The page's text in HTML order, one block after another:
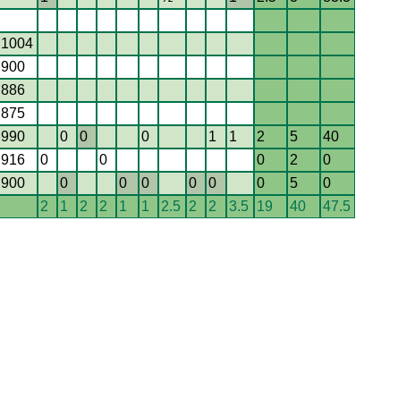
1004
900
886
875
990 0 0 0 1 1 2 5
40
916 0 0 0 2
0
900 0 0 0 0 0 0 5
0
2 1 2 2 1 1 2.5 2 2 3.5 19 40 47.5